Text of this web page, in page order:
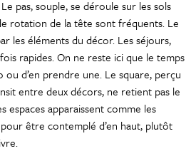
pas, souple, se déroule sur les sols
rotation de la tête sont fréquents. Le
les éléments du décor. Les séjours,
rapides. On ne reste ici que le temps
d’en prendre une. Le square, perçu
entre deux décors, ne retient pas le
espaces apparaissent comme les
être contemplé d’en haut, plutôt